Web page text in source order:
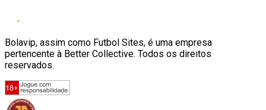
Bolavip, assim como Futbol Sites, é uma empresa
pertencente à Better Collective. Todos os direitos
reservados.